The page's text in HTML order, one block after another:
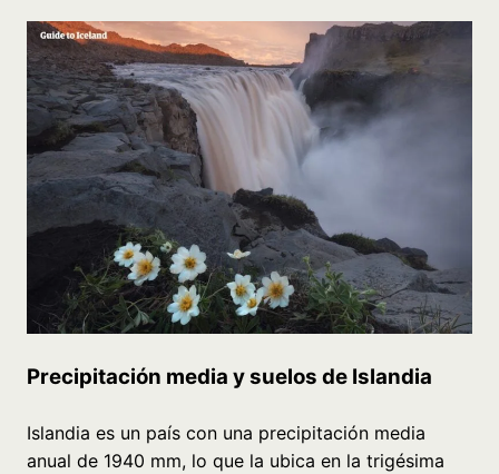
Precipitación media y suelos de Islandia
Islandia es un país con una precipitación media
anual de 1940 mm, lo que la ubica en la trigésima